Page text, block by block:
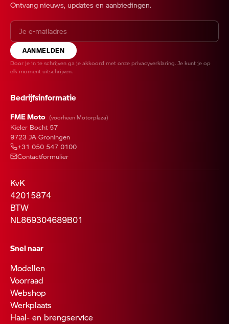
Ontvang nieuws, updates en aanbiedingen.
AANMELDEN
Door je in te schrijven ga je akkoord met onze privacyverklaring. Je kunt je op
elk moment uitschrijven.
Bedrijfsinformatie
FME Moto (voorheen Motorplaza)
Kieler Bocht 57
9723 JA Groningen
+31 050 547 0100
Contactformulier
KvK
42015874
BTW
NL869304689B01
Snel naar
Modellen
Voorraad
Webshop
Werkplaats
Haal- en brengservice